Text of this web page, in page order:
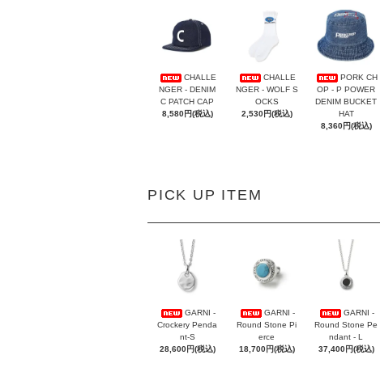
CHALLE
NGER - DENIM
C PATCH CAP
8,580円(税込)
CHALLE
NGER - WOLF S
OCKS
2,530円(税込)
PORK CH
OP - P POWER
DENIM BUCKET
HAT
8,360円(税込)
PICK UP ITEM
GARNI -
Crockery Penda
nt-S
28,600円(税込)
GARNI -
Round Stone Pi
erce
18,700円(税込)
GARNI -
Round Stone Pe
ndant - L
37,400円(税込)